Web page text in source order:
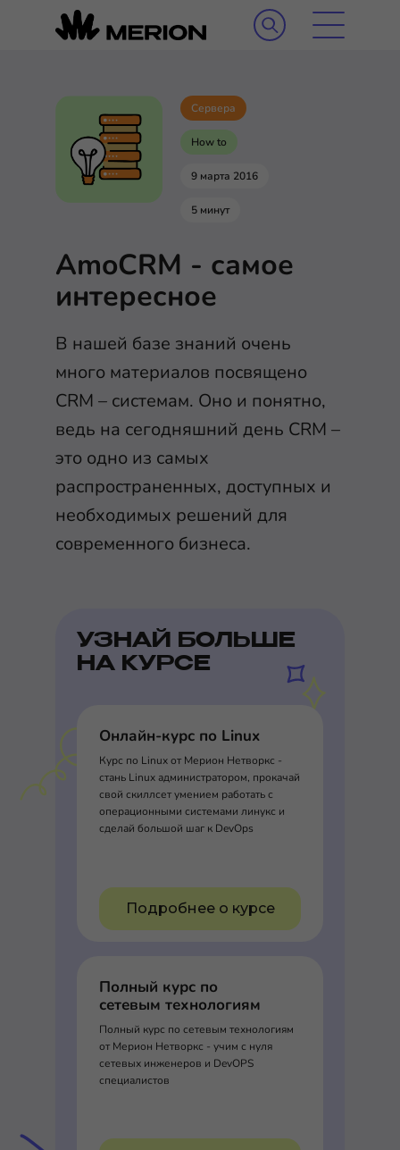
Сервера
How to
9 марта 2016
5 минут
AmoCRM - самое
интересное
В нашей базе знаний очень
много материалов посвящено
CRM – системам. Оно и понятно,
ведь на сегодняшний день CRM –
это одно из самых
распространенных, доступных и
необходимых решений для
современного бизнеса.
УЗНАЙ БОЛЬШЕ
НА КУРСЕ
Онлайн-курс по Linux
Курс по Linux от Мерион Нетворкс -
стань Linux администратором, прокачай
свой скиллсет умением работать с
операционными системами линукс и
сделай большой шаг к DevOps
Подробнее о курсе
Полный курс по
сетевым технологиям
Полный курс по сетевым технологиям
от Мерион Нетворкс - учим с нуля
сетевых инженеров и DevOPS
специалистов